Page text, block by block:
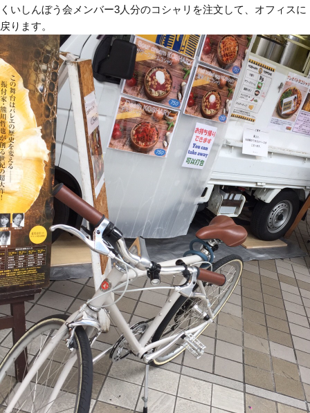
くいしんぼう会メンバー3人分のコシャリを注文して、オフィスに
戻ります。